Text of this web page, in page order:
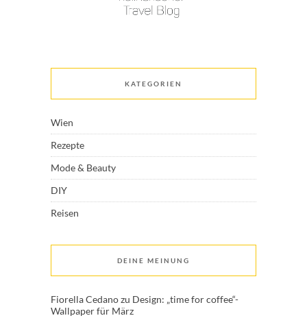
KATEGORIEN
Wien
Rezepte
Mode & Beauty
DIY
Reisen
DEINE MEINUNG
Fiorella Cedanozu Design: „time for coffee“-
Wallpaper für März